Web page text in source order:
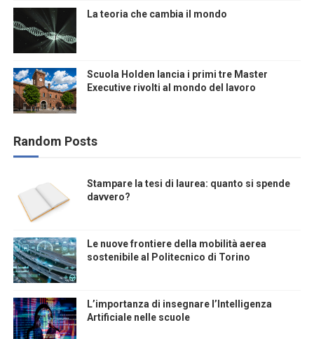
La teoria che cambia il mondo
Scuola Holden lancia i primi tre Master
Executive rivolti al mondo del lavoro
Random Posts
Stampare la tesi di laurea: quanto si spende
davvero?
Le nuove frontiere della mobilità aerea
sostenibile al Politecnico di Torino
L’importanza di insegnare l’Intelligenza
Artificiale nelle scuole